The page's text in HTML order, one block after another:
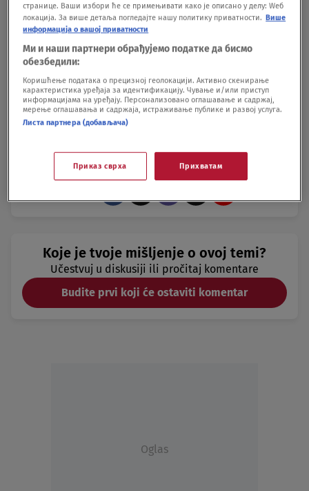
Amerikanci se svađaju zbog Jokića:
Bio bi najgori MVP
KOŠARKA07.05.21.
Vukoičić vidi finale Zvezda -
KOŠARKA07.05.21.
KINO KOLOM KK BASKONIJA
Pratite nas na društvenim mrežama:
Koje je tvoje mišljenje o ovoj temi?
Učestvuj u diskusiji ili pročitaj komentare
Budite prvi koji će ostaviti komentar
Oglas
странице. Ваши избори ће се примењивати како је описано у делу: Wеб
локација. За више детаља погледајте нашу политику приватности. Више
информација о вашој приватности
Ми и наши партнери обрађујемо податке да бисмо
обезбедили:
Коришћење података о прецизној геолокацији. Активно скенирање
карактеристика уређаја за идентификацију. Чување и/или приступ
информацијама на уређају. Персонализовано оглашавање и садржај,
мерење оглашавања и садржаја, истраживање публике и развој услуга.
Листа партнера (добављача)
Приказ сврха Прихватам